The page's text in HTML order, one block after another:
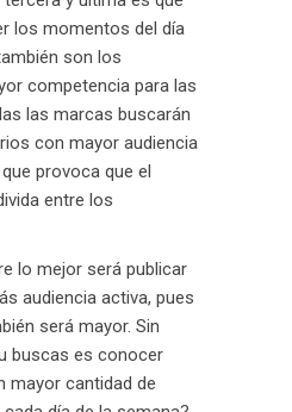
los momentos del día
son los
competencia para las
las marcas buscarán
con mayor audiencia
provoca que el
entre los
lo mejor será publicar
audiencia activa, pues
será mayor. Sin
buscas es conocer
mayor cantidad de